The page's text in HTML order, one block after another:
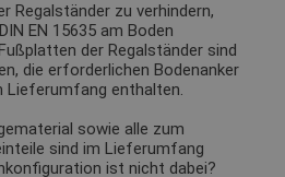
Regalständer zu verhindern,
EN 15635 am Boden
der Regalständer sind
die erforderlichen Bodenanker
Lieferumfang enthalten.
sowie alle zum
sind im Lieferumfang
ist nicht dabei?